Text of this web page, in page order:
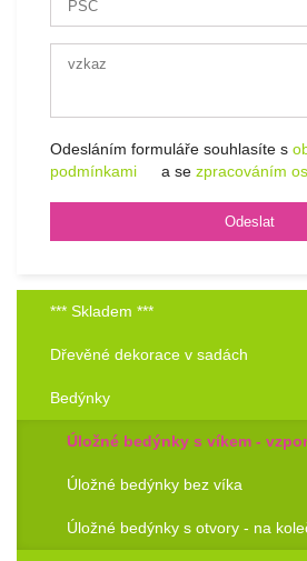
Odesláním formuláře souhlasíte s
podmínkami
a se zpracováním
*** Skladem ***
Dřevěné dekorace v sadách
Bedýnky
Úložné bedýnky s víkem -
Úložné bedýnky bez víka
Úložné bedýnky s otvory - na